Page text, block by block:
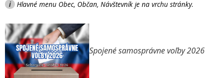
i Hlavné menu Obec, Občan, Návštevník je na vrchu stránky.
Spojené samosprávne voľby 2026